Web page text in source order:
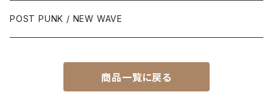
PUNK / 2TONE
SKA / ROCK STEADY / REGGAE
POST PUNK / NEW WAVE
商品一覧に戻る